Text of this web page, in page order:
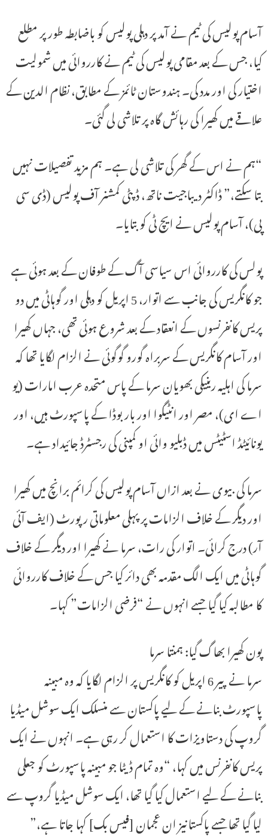
آسام پولیس کی ٹیم نے آمد پر دہلی پولیس کو باضابطہ طور پر مطلع
کیا، جس کے بعد مقامی پولیس کی ٹیم نے کارروائی میں شمولیت
اختیار کی اور مدد کی۔ ہندوستان ٹائمز کے مطابق، نظام الدین کے
علاقے میں کھیرا کی رہائش گاہ پر تلاشی لی گئی۔
“ہم نے اس کے گھر کی تلاشی لی ہے۔ ہم مزید تفصیلات نہیں
بتا سکتے،” ڈاکٹر دیباجیت ناتھ، ڈپٹی کمشنر آف پولیس (ڈی سی
پی)، آسام پولیس نے ایچ ٹی کو بتایا۔
پولس کی کارروائی اس سیاسی آگ کے طوفان کے بعد ہوئی ہے
جو کانگریس کی جانب سے اتوار، 5 اپریل کو دہلی اور گوہاٹی میں دو
پریس کانفرنسوں کے انعقاد کے بعد شروع ہوئی تھی، جہاں کھیرا
اور آسام کانگریس کے سربراہ گورو گوگوئی نے الزام لگایا تھا کہ
سرما کی اہلیہ رینیکی بھویان سرما کے پاس متحدہ عرب امارات (یو
اے ای)، مصر اور انٹیگوا اور باربوڈا کے پاسپورٹ ہیں، اور
یونائیٹڈ اسٹیٹس میں ڈبلیو وائی او کمپنی کی رجسٹرڈ جائیداد ہے۔
سرما کی بیوی نے بعد ازاں آسام پولیس کی کرائم برانچ میں کھیرا
اور دیگر کے خلاف الزامات پر پہلی معلوماتی رپورٹ (ایف آئی
آر) درج کرائی۔ اتوار کی رات، سرما نے کھیرا اور دیگر کے خلاف
گوہاٹی میں ایک الگ مقدمہ بھی دائر کیا جس کے خلاف کارروائی
کا مطالبہ کیا گیا جسے انہوں نے “فرضی الزامات” کہا۔
پون کھیرا بھاگ گیا: ہمنتا سرما
سرما نے پیر 6 اپریل کو کانگریس پر الزام لگایا کہ وہ مبینہ
پاسپورٹ بنانے کے لیے پاکستان سے منسلک ایک سوشل میڈیا
گروپ کی دستاویزات کا استعمال کر رہی ہے۔ انہوں نے ایک
پریس کانفرنس میں کہا، “وہ تمام ڈیٹا جو مبینہ پاسپورٹ کو جعلی
بنانے کے لیے استعمال کیا گیا تھا، ایک سوشل میڈیا گروپ سے
لیا گیا تھا جسے پاکستانیز ان عجمان [فیس بک] کہا جاتا ہے،”